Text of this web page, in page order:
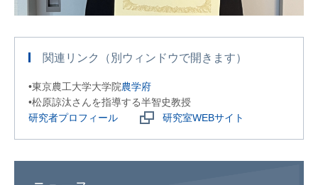
関連リンク（別ウィンドウで開きます）
•東京農工大学大学院農学府
•松原諒汰さんを指導する半智史教授
研究者プロフィール
研究室WEBサイト